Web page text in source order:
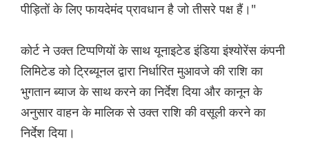
पीड़ितों के लिए फायदेमंद प्रावधान है जो तीसरे पक्ष हैं।"
कोर्ट ने उक्त टिप्पण‌ियों के साथ यूनाइटेड इंडिया इंश्योरेंस कंपनी
लिमिटेड को ट्रिब्यूनल द्वारा निर्धारित मुआवजे की राशि का
भुगतान ब्याज के साथ करने का निर्देश दिया और कानून के
अनुसार वाहन के मालिक से उक्त राशि की वसूली करने का
निर्देश दिया।